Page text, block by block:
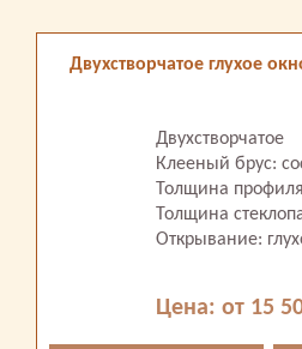
Двухстворчатое глухое
Двухстворчатое
Клееный брус:
Толщина
Толщина
Открывание:
Цена: от 15